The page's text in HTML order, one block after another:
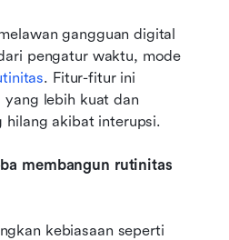
gangguan digital
pengatur waktu, mode
. Fitur-fitur ini
yang lebih kuat dan
hilang akibat interupsi.
membangun rutinitas
kebiasaan seperti